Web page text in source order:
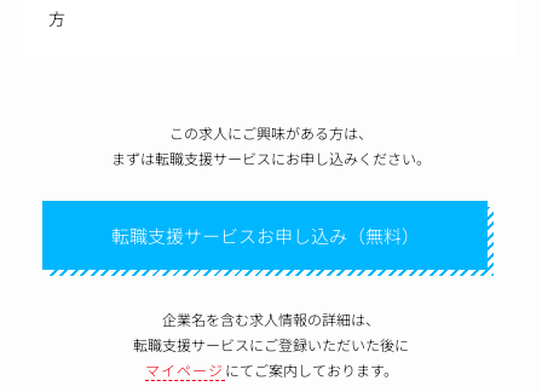
方
この求人にご興味がある方は、
まずは転職支援サービスにお申し込みください。
転職支援サービスお申し込み（無料）
企業名を含む求人情報の詳細は、
転職支援サービスにご登録いただいた後に
マイページ にてご案内しております。